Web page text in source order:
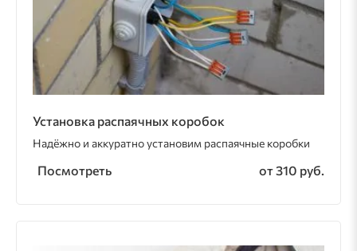
Установка распаячных коробок
Надёжно и аккуратно установим распаячные коробки
Посмотреть от 310 руб.